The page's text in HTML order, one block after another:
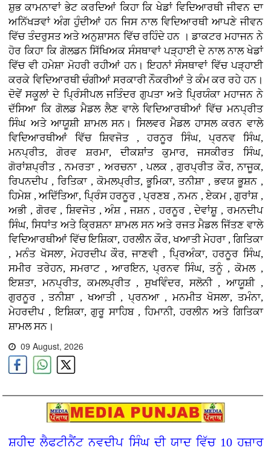
ਸ਼ੁਭ ਕਾਮਨਾਵਾਂ ਭੇਟ ਕਰਦਿਆਂ ਕਿਹਾ ਕਿ ਖੇਡਾਂ ਵਿਦਿਆਰਥੀ ਜੀਵਨ ਦਾ
ਅਨਿੱਖੜਵਾਂ ਅੰਗ ਹੁੰਦੀਆਂ ਹਨ ਜਿਸ ਨਾਲ ਵਿਦਿਆਰਥੀ ਆਪਣੇ ਜੀਵਨ
ਵਿੱਚ ਤੰਦਰੁਸਤ ਅਤੇ ਅਨੁਸ਼ਾਸਨ ਵਿੱਚ ਰਹਿੰਦੇ ਹਨ । ਡਾਕਟਰ ਮਹਾਜਨ ਨੇ
ਹੋਰ ਕਿਹਾ ਕਿ ਗੋਲਡਨ ਸਿੱਖਿਅਕ ਸੰਸਥਾਵਾਂ ਪੜ੍ਹਾਈ ਦੇ ਨਾਲ ਨਾਲ ਖੇਡਾਂ
ਵਿੱਚ ਵੀ ਹਮੇਸ਼ਾ ਮੋਹਰੀ ਰਹੀਆਂ ਹਨ। ਇਹਨਾਂ ਸੰਸਥਾਵਾਂ ਵਿੱਚ ਪੜ੍ਹਾਈ
ਕਰਕੇ ਵਿਦਿਆਰਥੀ ਚੰਗੀਆਂ ਸਰਕਾਰੀ ਨੌਕਰੀਆਂ ਤੇ ਕੰਮ ਕਰ ਰਹੇ ਹਨ।
ਦੋਵੇਂ ਸਕੂਲਾਂ ਦੇ ਪ੍ਰਿੰਸੀਪਲ ਜਤਿੰਦਰ ਗੁਪਤਾ ਅਤੇ ਪ੍ਰਿਯੰਕਾ ਮਹਾਜਨ ਨੇ
ਦੱਸਿਆ ਕਿ ਗੋਲਡ ਮੈਡਲ ਲੈਣ ਵਾਲੇ ਵਿਦਿਆਰਥੀਆਂ ਵਿੱਚ ਮਨਪ੍ਰੀਤ
ਸਿੰਘ ਅਤੇ ਆਯੂਸ਼ੀ ਸ਼ਾਮਲ ਸਨ। ਸਿਲਵਰ ਮੈਡਲ ਹਾਸਲ ਕਰਨ ਵਾਲੇ
ਵਿਦਿਆਰਥੀਆਂ ਵਿੱਚ ਸ਼ਿਵਜੋਤ , ਹਰਨੂਰ ਸਿੰਘ, ਪ੍ਰਨਵ ਸਿੰਘ,
ਮਨਪ੍ਰੀਤ, ਗੋਰਵ ਸ਼ਰਮਾ, ਦੀਕਸ਼ਾਂਤ ਕੁਮਾਰ, ਜਸਕੀਰਤ ਸਿੰਘ,
ਗੋਰਾਂਸ਼ਪ੍ਰੀਤ , ਨਮਰਤਾ , ਅਰਚਨਾ , ਪਲਕ , ਗੁਰਪ੍ਰੀਤ ਕੌਰ, ਨਾਜੂਕ,
ਰਿਪਨਦੀਪ , ਰਿਤਿਕਾ , ਕੋਮਲਪ੍ਰੀਤ, ਭੂਮਿਕਾ, ਤਨੀਸ਼ਾ , ਭਵਯ ਭੂਸ਼ਨ ,
ਹਿਮੇਸ਼ , ਅਦਿੱਤਿਆ, ਪ੍ਰਿੰਸ ਹਰਨੂਰ , ਪ੍ਰਣਬ , ਨਮਨ , ਏਕਮ , ਗੁਰਾਂਸ਼ ,
ਅਭੀ , ਗੋਰਵ , ਸ਼ਿਵਜੋਤ , ਅੰਸ਼ , ਜਸ਼ਨ , ਹਰਨੂਰ , ਦੇਵਾਂਸ਼ੂ , ਰਮਨਦੀਪ
ਸਿੰਘ, ਸਿਧਾਂਤ ਅਤੇ ਕ੍ਰਿਸ਼ਨਾ ਸ਼ਾਮਲ ਸਨ ਅਤੇ ਰਜਤ ਮੈਡਲ ਜਿੱਤਣ ਵਾਲੇ
ਵਿਦਿਆਰਥੀਆਂ ਵਿੱਚ ਇਸ਼ਿਕਾ, ਹਰਲੀਨ ਕੌਰ, ਖਆਤੀ ਮੇਹਰਾ , ਗਿਤਿਕਾ
, ਮਨੰਤ ਖੋਸਲਾ, ਮੇਹਰਦੀਪ ਕੌਰ, ਜਾਣਵੀ , ਪ੍ਰਿਅੰਕਾ, ਹਰਨੂਰ ਸਿੰਘ,
ਸਮੀਰ ਤਰੇਹਨ, ਸਮਰਾਟ , ਆਰਇਨ, ਪ੍ਰਨਵ ਸਿੰਘ, ਤਨੂੰ , ਕੋਮਲ ,
ਇਸ਼ਤਾ, ਮਨਪ੍ਰੀਤ, ਕਮਲਪ੍ਰੀਤ , ਸੁਖਵਿੰਦਰ, ਸਲੋਨੀ , ਆਯੂਸ਼ੀ ,
ਗੁਰਨੂਰ , ਤਨੀਸ਼ਾ , ਖਆਤੀ , ਪ੍ਰਨਆ , ਮਨਮੀਤ ਖੋਸਲਾ, ਤਮੰਨਾ,
ਮੇਹਰਦੀਪ , ਇਸ਼ਿਕਾ, ਗੁਰੂ ਸਾਹਿਬ , ਹਿਮਾਨੀ, ਹਰਲੀਨ ਅਤੇ ਗਿਤਿਕਾ
ਸ਼ਾਮਲ ਸਨ।
09 August, 2026
ਸ਼ਹੀਦ ਲੈਫਟੀਨੈਂਟ ਨਵਦੀਪ ਸਿੰਘ ਦੀ ਯਾਦ ਵਿੱਚ 10 ਹਜ਼ਾਰ